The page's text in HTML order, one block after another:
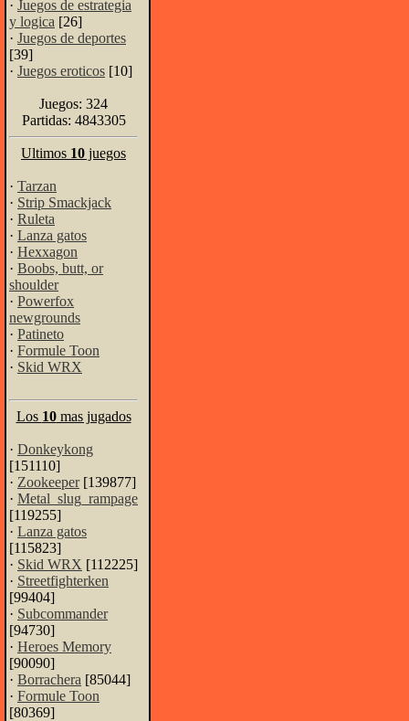
· Juegos de estrategia
y logica [26]
· Juegos de deportes
[39]
· Juegos eroticos [10]
Juegos: 324
Partidas: 4843305
Ultimos 10 juegos
· Tarzan
· Strip Smackjack
· Ruleta
· Lanza gatos
· Hexxagon
· Boobs, butt, or
shoulder
· Powerfox
newgrounds
· Patineto
· Formule Toon
· Skid WRX
Los 10mas jugados
· Donkeykong
[151110]
· Zookeeper[139877]
· Metal_slug_rampage
[119255]
· Lanza gatos
[115823]
· Skid WRX [112225]
· Streetfighterken
[99404]
· Subcommander
[94730]
· Heroes Memory
[90090]
· Borrachera [85044]
· Formule Toon
[80369]